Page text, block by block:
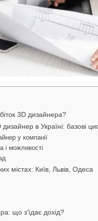
3D дизайнера?
дизайнер в Україні: базові
у компанії
і можливості
містах: Київ, Львів, Одеса
що з’їдає дохід?